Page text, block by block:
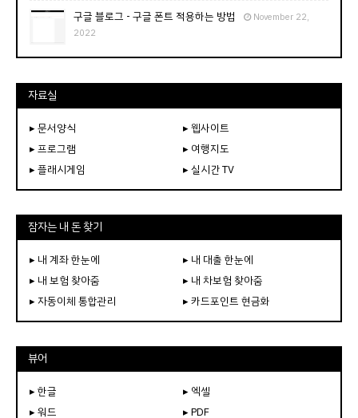
구글 블로그 - 구글 폰트 적용하는 방법
November 22,
2022
자료실
▸ 문서양식
▸ 웹사이트
▸ 프로그램
▸ 여행지도
▸ 플래시게임
▸ 실시간 TV
잠자는 내 돈 찾기
▸ 내 계좌 한눈에
▸ 내 대출 한눈에
▸ 내 보험 찾아줌
▸ 내 차보험 찾아줌
▸ 자동이체 통합관리
▸ 카드포인트 현금화
뷰어
▸ 한글
▸ 엑셀
▸ 워드
▸ PDF